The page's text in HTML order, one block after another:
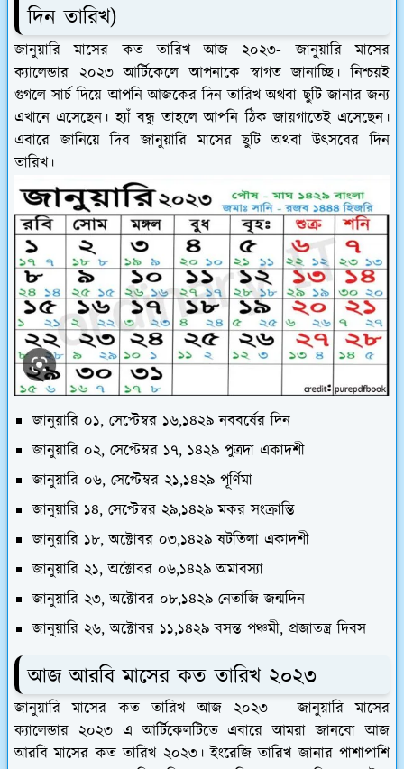
দিন তারিখ)
জানুয়ারি মাসের কত তারিখ আজ ২০২৩- জানুয়ারি মাসের
ক্যালেন্ডার ২০২৩ আর্টিকেলে আপনাকে স্বাগত জানাচ্ছি। নিশ্চয়ই
গুগলে সার্চ দিয়ে আপনি আজকের দিন তারিখ অথবা ছুটি জানার জন্য
এখানে এসেছেন। হ্যাঁ বন্ধু তাহলে আপনি ঠিক জায়গাতেই এসেছেন।
এবারে জানিয়ে দিব জানুয়ারি মাসের ছুটি অথবা উৎসবের দিন
তারিখ।
জানুয়ারি ০১, সেপ্টেম্বর ১৬,১৪২৯ নববর্ষের দিন
জানুয়ারি ০২, সেপ্টেম্বর ১৭, ১৪২৯ পুত্রদা একাদশী
জানুয়ারি ০৬, সেপ্টেম্বর ২১,১৪২৯ পূর্ণিমা
জানুয়ারি ১৪, সেপ্টেম্বর ২৯,১৪২৯ মকর সংক্রান্তি
জানুয়ারি ১৮, অক্টোবর ০৩,১৪২৯ ষটতিলা একাদশী
জানুয়ারি ২১, অক্টোবর ০৬,১৪২৯ অমাবস্যা
জানুয়ারি ২৩, অক্টোবর ০৮,১৪২৯ নেতাজি জন্মদিন
জানুয়ারি ২৬, অক্টোবর ১১,১৪২৯ বসন্ত পঞ্চমী, প্রজাতন্ত্র দিবস
আজ আরবি মাসের কত তারিখ ২০২৩
জানুয়ারি মাসের কত তারিখ আজ ২০২৩ - জানুয়ারি মাসের
ক্যালেন্ডার ২০২৩ এ আর্টিকেলটিতে এবারে আমরা জানবো আজ
আরবি মাসের কত তারিখ ২০২৩। ইংরেজি তারিখ জানার পাশাপাশি